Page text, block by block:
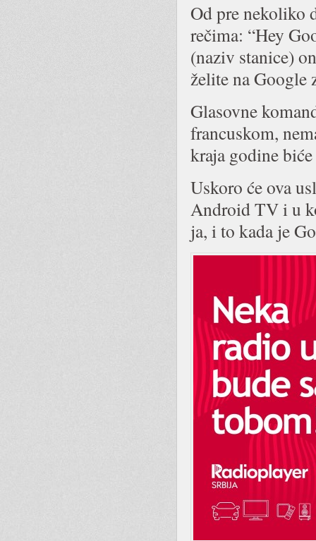
Od pre nekoliko
rečima: “Hey
(naziv stanice)
želite na Google
Glasovne
francuskom,
kraja godine
Uskoro će ova
Android TV i u
ja, i to kada je